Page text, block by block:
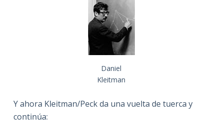
Daniel
Kleitman
Y ahora Kleitman/Peck da una vuelta de tuerca y
continúa: